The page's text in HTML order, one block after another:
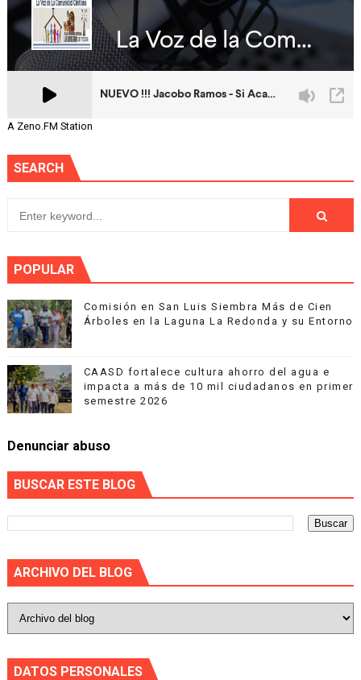
A Zeno.FM Station
SEARCH
POPULAR
Comisión en San Luis Siembra Más de Cien
Árboles en la Laguna La Redonda y su Entorno
CAASD fortalece cultura ahorro del agua e
impacta a más de 10 mil ciudadanos en primer
semestre 2026
Denunciar abuso
BUSCAR ESTE BLOG
ARCHIVO DEL BLOG
DATOS PERSONALES